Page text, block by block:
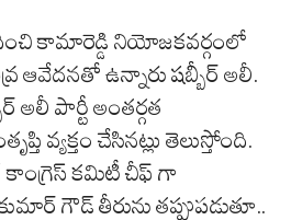
కామారెడ్డి నియోజకవర్గంలో
ఆవేదనతో ఉన్నారు షబ్బీర్ అలీ.
పార్టీ అంతర్గత
వ్యక్తం చేసినట్లు తెలుస్తోంది.
కాంగ్రెస్ కమిటీ చీఫ్ గా
గౌడ్ తీరును తప్పుపడుతూ..